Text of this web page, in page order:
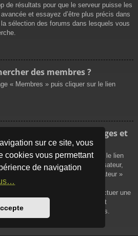
sur ce site, vous
cookies vous permettant
de navigation
de résultats pour que le serveur puisse les
et essayez d’être plus précis dans
sélection des forums dans lesquels vous
des membres ?
« Membres » puis cliquer sur le lien
mes propres messages et
être affichés soit en cliquant sur le lien
le panneau de contrôle de l’utilisateur,
les messages de l’utilisateur »
ou soit en cliquant sur le menu
supérieure du forum. Pour effectuer une
utilisez la recherche avancée et
options qui vous sont disponibles.